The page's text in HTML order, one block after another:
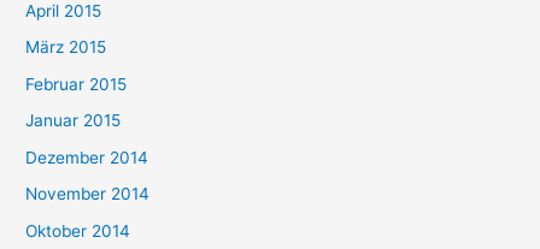
April 2015
März 2015
Februar 2015
Januar 2015
Dezember 2014
November 2014
Oktober 2014